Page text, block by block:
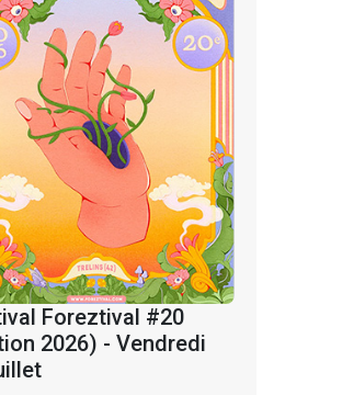
Foreztival #20
2026) - Vendredi